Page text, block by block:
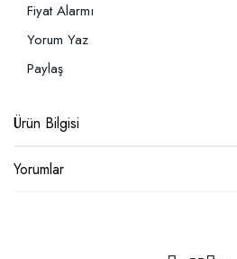
Fiyat Alarmı
Yorum Yaz
Paylaş
Ürün Bilgisi
Yorumlar